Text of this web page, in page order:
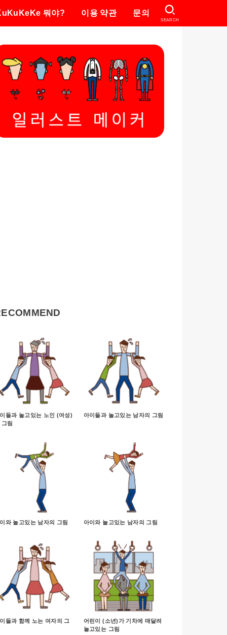
뭐야? 이용 약관 문의
SEARCH
들과 놀고있는 노인 (여성)
림
아이들과 놀고있는 남자의 그림
와 놀고있는 남자의 그림 아이와 놀고있는 남자의 그림
들과 함께 노는 여자의 그
어린이 (소년)가 기차에 매달려
놀고있는 그림